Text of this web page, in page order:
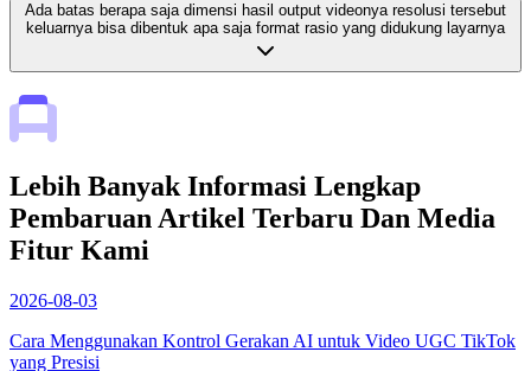
Ada batas berapa saja dimensi hasil output videonya resolusi tersebut
keluarnya bisa dibentuk apa saja format rasio yang didukung layarnya
Lebih Banyak Informasi Lengkap
Pembaruan Artikel Terbaru Dan Media
Fitur Kami
2026-08-03
Cara Menggunakan Kontrol Gerakan AI untuk Video UGC TikTok
yang Presisi